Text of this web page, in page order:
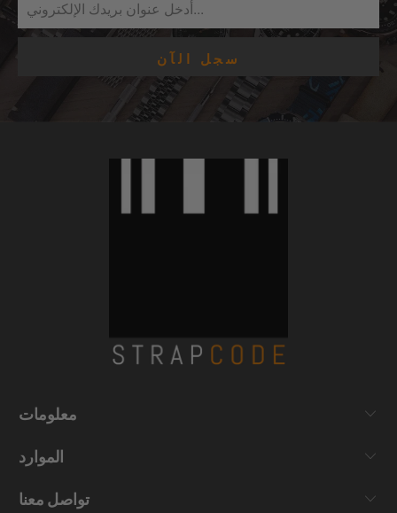
معلومات
الموارد
تواصل معنا